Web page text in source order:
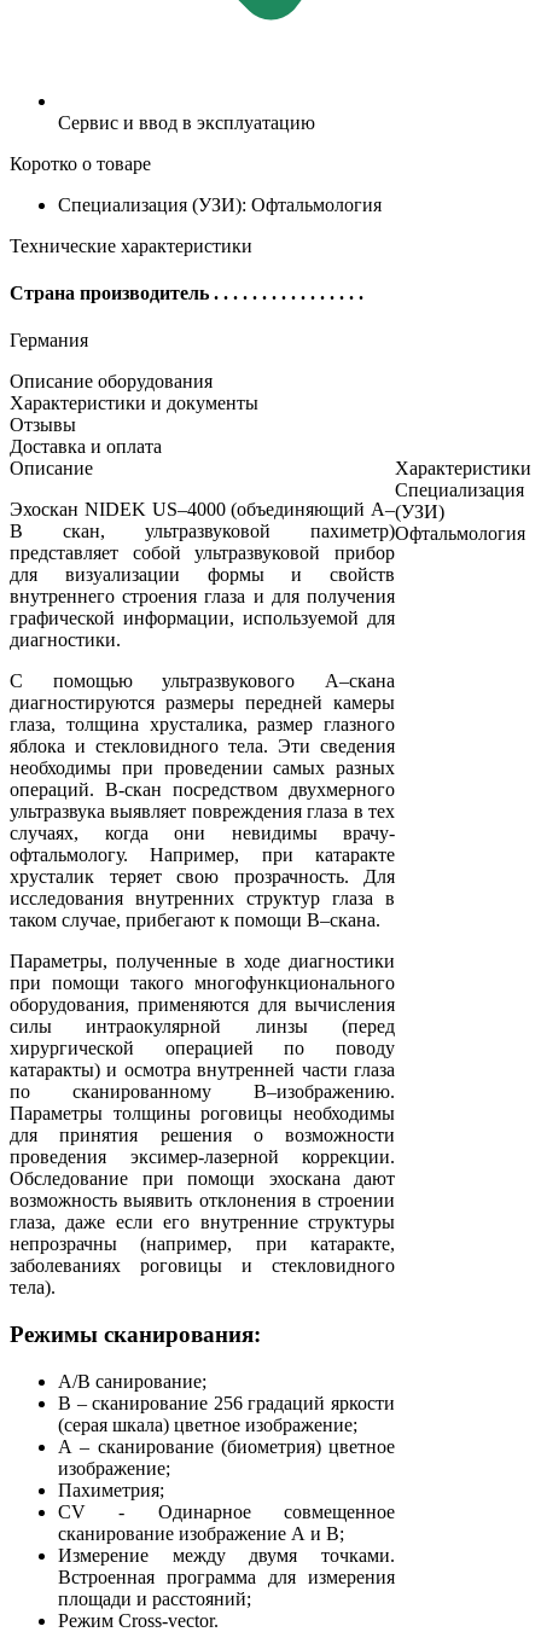
Сервис и ввод в эксплуатацию
Коротко о товаре
Специализация (УЗИ): Офтальмология
Технические характеристики
Страна производитель . . . . . . . . . . . . . . . .
Германия
Описание оборудования
Характеристики и документы
Отзывы
Доставка и оплата
Описание
Эхоскан NIDEK US–4000 (объединяющий A–
B скан, ультразвуковой пахиметр)
представляет собой ультразвуковой прибор
для визуализации формы и свойств
внутреннего строения глаза и для получения
графической информации, используемой для
диагностики.
С помощью ультразвукового А–скана
диагностируются размеры передней камеры
глаза, толщина хрусталика, размер глазного
яблока и стекловидного тела. Эти сведения
необходимы при проведении самых разных
операций. В-скан посредством двухмерного
ультразвука выявляет повреждения глаза в тех
случаях, когда они невидимы врачу-
офтальмологу. Например, при катаракте
хрусталик теряет свою прозрачность. Для
исследования внутренних структур глаза в
таком случае, прибегают к помощи В–скана.
Параметры, полученные в ходе диагностики
при помощи такого многофункционального
оборудования, применяются для вычисления
силы интраокулярной линзы (перед
хирургической операцией по поводу
катаракты) и осмотра внутренней части глаза
по сканированному В–изображению.
Параметры толщины роговицы необходимы
для принятия решения о возможности
проведения эксимер-лазерной коррекции.
Обследование при помощи эхоскана дают
возможность выявить отклонения в строении
глаза, даже если его внутренние структуры
непрозрачны (например, при катаракте,
заболеваниях роговицы и стекловидного
тела).
Режимы сканирования:
А/В санирование;
В – сканирование 256 градаций яркости
(серая шкала) цветное изображение;
А – сканирование (биометрия) цветное
изображение;
Пахиметрия;
CV - Одинарное совмещенное
сканирование изображение А и В;
Измерение между двумя точками.
Встроенная программа для измерения
площади и расстояний;
Режим Cross-vector.
Характеристики
Специализация
(УЗИ)
Офтальмология